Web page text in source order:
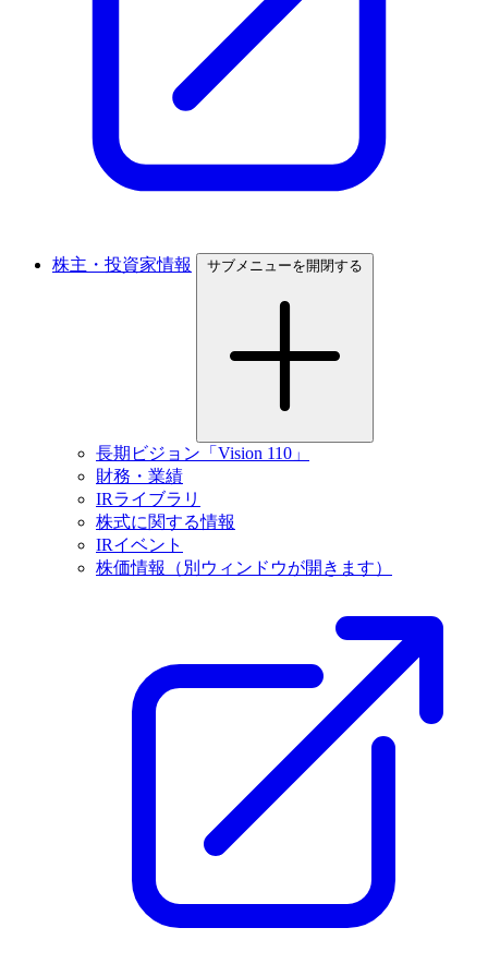
株主・投資家情報 サブメニューを開閉する
長期ビジョン「Vision 110」
財務・業績
IRライブラリ
株式に関する情報
IRイベント
株価情報
（別ウィンドウが開きます）